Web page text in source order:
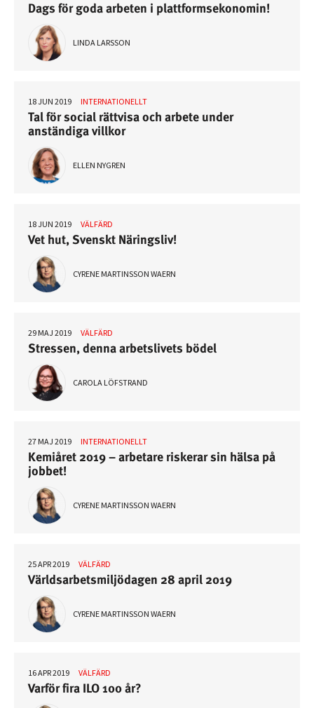
Dags för goda arbeten i plattformsekonomin!
LINDA LARSSON
18 JUN 2019 INTERNATIONELLT
Tal för social rättvisa och arbete under
anständiga villkor
ELLEN NYGREN
18 JUN 2019 VÄLFÄRD
Vet hut, Svenskt Näringsliv!
CYRENE MARTINSSON WAERN
29 MAJ 2019 VÄLFÄRD
Stressen, denna arbetslivets bödel
CAROLA LÖFSTRAND
27 MAJ 2019 INTERNATIONELLT
Kemiåret 2019 – arbetare riskerar sin hälsa på
jobbet!
CYRENE MARTINSSON WAERN
25 APR 2019 VÄLFÄRD
Världsarbetsmiljödagen 28 april 2019
CYRENE MARTINSSON WAERN
16 APR 2019 VÄLFÄRD
Varför fira ILO 100 år?